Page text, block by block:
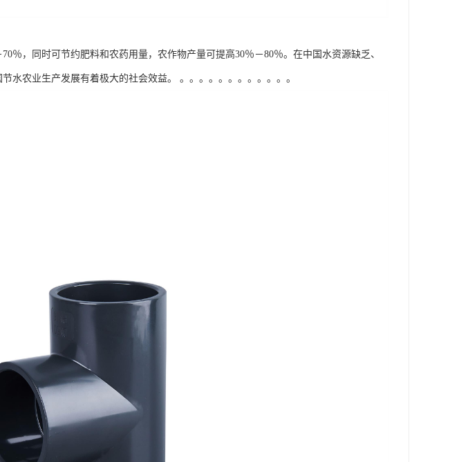
％，同时可节约肥料和农药用量，农作物产量可提高30％－80％。在中国水资源缺乏、
生产发展有着极大的社会效益。 。。。。。。。。。。。。